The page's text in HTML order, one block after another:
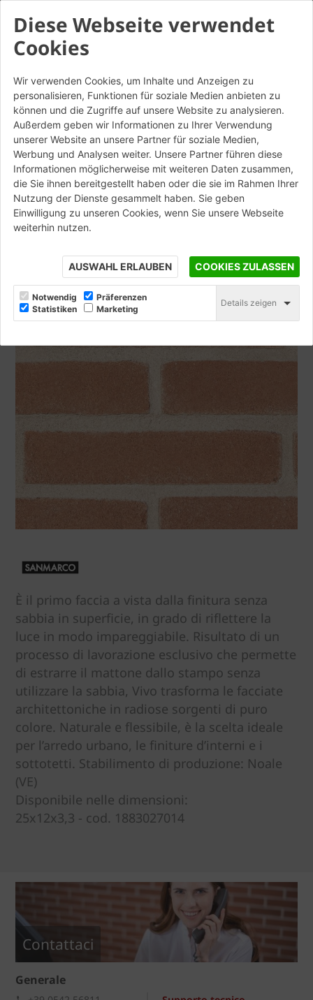
Diese Webseite verwendet
Cookies
Wir verwenden Cookies, um Inhalte und Anzeigen zu
personalisieren, Funktionen für soziale Medien anbieten zu
können und die Zugriffe auf unsere Website zu analysieren.
Außerdem geben wir Informationen zu Ihrer Verwendung
unserer Website an unsere Partner für soziale Medien,
Werbung und Analysen weiter. Unsere Partner führen diese
Informationen möglicherweise mit weiteren Daten zusammen,
die Sie ihnen bereitgestellt haben oder die sie im Rahmen Ihrer
Nutzung der Dienste gesammelt haben. Sie geben
Einwilligung zu unseren Cookies, wenn Sie unsere Webseite
weiterhin nutzen.
AUSWAHL ERLAUBEN COOKIES ZULASSEN
Notwendig
Präferenzen
Statistiken
Marketing
Details zeigen
Vivo Rosso - Tavella
Altre Colorazioni
STAMPA
È il primo faccia a vista dalla finitura senza
sabbia in superficie, in grado di riflettere la
luce in modo impareggiabile. Risultato di un
processo di lavorazione esclusivo che permette
di estrarre il mattone dallo stampo senza
utilizzare la sabbia, Vivo trasforma le facciate
architettoniche in radiose sorgenti di puro
colore. Naturale e flessibile, è la scelta ideale
per l’arredo urbano, le finiture d’interni e i
sottotetti. Stabilimento di produzione: Noale
(VE)
Disponibile nelle dimensioni:
25x12x3,3 - cod. 1883027014
Contattaci
Generale